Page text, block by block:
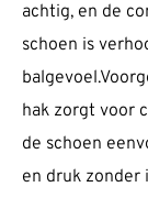
achtig, en de
schoen is
hak zorgt voor
de schoen
en druk